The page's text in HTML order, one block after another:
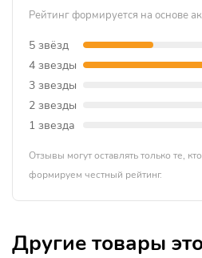
Рейтинг формируется на основе
5 звёзд
4 звезды
3 звезды
2 звезды
1 звезда
Отзывы могут оставлять только те,
формируем честный рейтинг.
Другие товары